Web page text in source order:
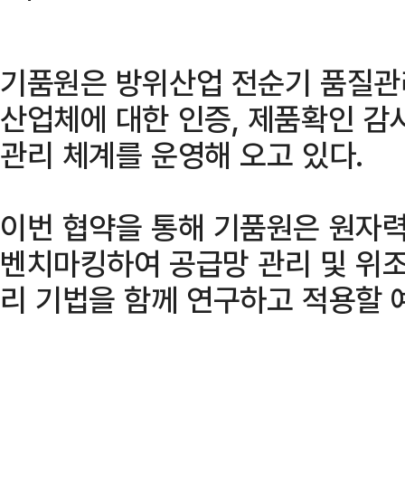
기품원은 방위산업 전순기 품질
산업체에 대한 인증, 제품확인
관리 체계를 운영해 오고 있다.
이번 협약을 통해 기품원은 원자
벤치마킹하여 공급망 관리 및 위
리 기법을 함께 연구하고 적용할